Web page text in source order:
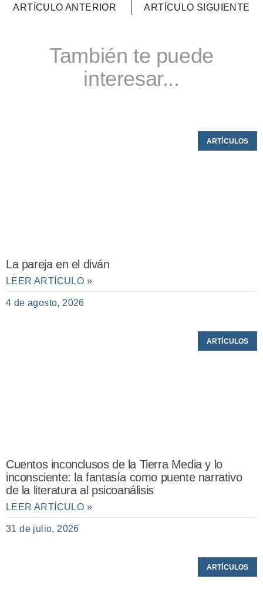
ARTÍCULO ANTERIOR ARTÍCULO SIGUIENTE
También te puede
interesar...
ARTÍCULOS
La pareja en el diván
LEER ARTÍCULO »
4 de agosto, 2026
ARTÍCULOS
Cuentos inconclusos de la Tierra Media y lo
inconsciente: la fantasía como puente narrativo
de la literatura al psicoanálisis
LEER ARTÍCULO »
31 de julio, 2026
ARTÍCULOS